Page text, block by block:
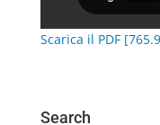
Scarica il PDF
Search